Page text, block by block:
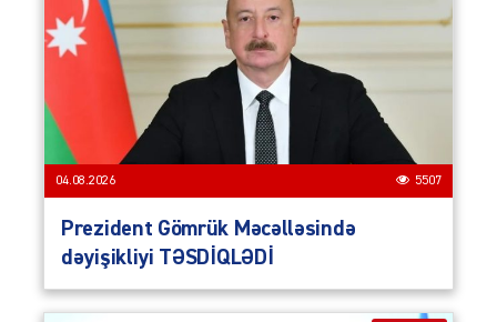
04.08.2026 5507
Prezident Gömrük Məcəlləsində
dəyişikliyi TƏSDİQLƏDİ